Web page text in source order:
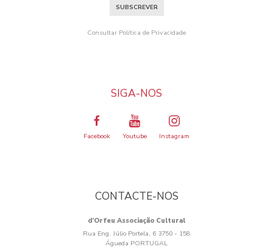
SUBSCREVER
Consultar Política de Privacidade
SIGA-NOS
Facebook Youtube Instagram
CONTACTE-NOS
d’Orfeu Associação Cultural
Rua Eng. Júlio Portela, 6 3750 - 158
Águeda PORTUGAL